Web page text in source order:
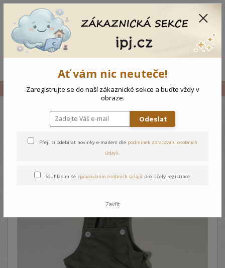
Vše Dětské tepláčky s laclem Medvídci
Dětské tepláčky s laclem
Medvídci
Ať vám nic neuteče!
Zaregistrujte se do naší zákaznické sekce a buďte vždy v
obraze.
Odeslat
Přeji si odebírat novinky e-mailem dle podmínek zpracování osobních
údajů.
Souhlasím se zpracováním osobních údajů pro účely registrace.
Zavřít